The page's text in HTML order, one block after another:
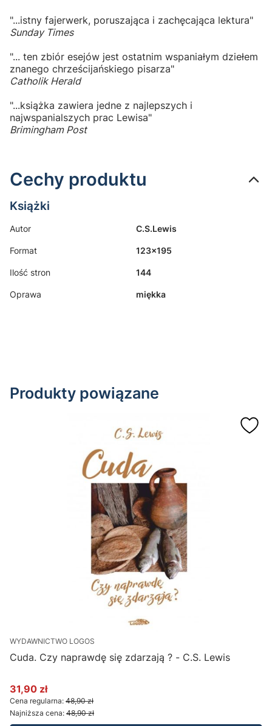
"...istny fajerwerk, poruszająca i zachęcająca lektura"
Sunday Times
"... ten zbiór esejów jest ostatnim wspaniałym dziełem
znanego chrześcijańskiego pisarza"
Catholik Herald
"...książka zawiera jedne z najlepszych i
najwspanialszych prac Lewisa"
Brimingham Post
Cechy produktu
Książki
Autor C.S.Lewis
Format 123x195
Ilość stron 144
Oprawa miękka
Produkty powiązane
WYDAWNICTWO LOGOS
Cuda. Czy naprawdę się zdarzają ? - C.S. Lewis
Cena promocyjna
31,90 zł
Cena regularna: 48,90 zł
Najniższa cena: 48,90 zł